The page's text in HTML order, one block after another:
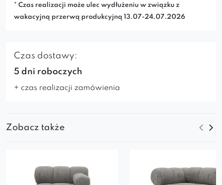
* Czas realizacji może ulec wydłużeniu w związku z
wakacyjną przerwą produkcyjną 13.07-24.07.2026
Czas dostawy:
5 dni roboczych
+ czas realizacji zamówienia
Zobacz także